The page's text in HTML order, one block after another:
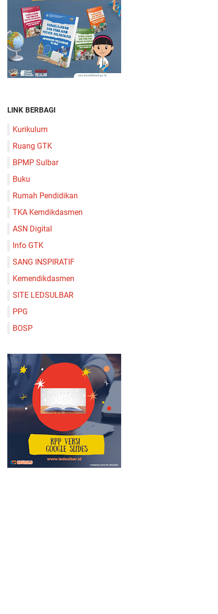
LINK BERBAGI
Kurikulum
Ruang GTK
BPMP Sulbar
Buku
Rumah Pendidikan
TKA Kemdikdasmen
ASN Digital
Info GTK
SANG INSPIRATIF
Kemendikdasmen
SITE LEDSULBAR
PPG
BOSP